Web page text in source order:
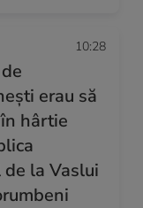
10:28
erau să
hârtie
la Vaslui